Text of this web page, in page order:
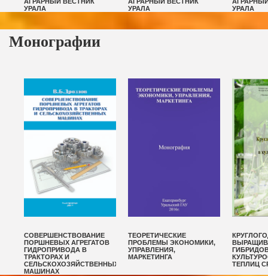
УРАЛА
УРАЛА
УРАЛА
Монографии
СОВЕРШЕНСТВОВАНИЕ
ПОРШНЕВЫХ АГРЕГАТОВ
ГИДРОПРИВОДА В
ТРАКТОРАХ И
СЕЛЬСКОХОЗЯЙСТВЕННЫХ
МАШИНАХ
ТЕОРЕТИЧЕСКИЕ
ПРОБЛЕМЫ ЭКОНОМИКИ,
УПРАВЛЕНИЯ,
МАРКЕТИНГА
ТЕПЛИЦ